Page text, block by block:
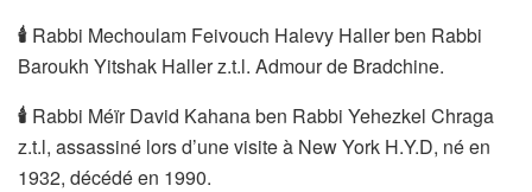
🕯 Rabbi Mechoulam Feivouch Halevy Haller ben Rabbi
Baroukh Yitshak Haller z.t.l. Admour de Bradchine.
🕯 Rabbi Méïr David Kahana ben Rabbi Yehezkel Chraga
z.t.l, assassiné lors d’une visite à New York H.Y.D, né en
1932, décédé en 1990.